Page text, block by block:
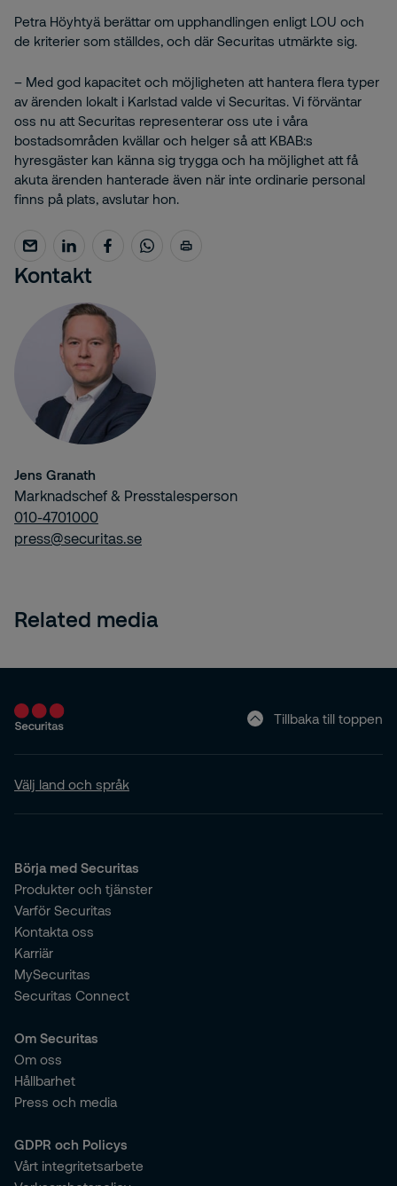
Kontakt
Jens Granath
Marknadschef & Presstalesperson
010-4701000
press@securitas.se
Related media
Petra Höyhtyä berättar om upphandlingen enligt LOU och
de kriterier som ställdes, och där Securitas utmärkte sig.
– Med god kapacitet och möjligheten att hantera flera typer
av ärenden lokalt i Karlstad valde vi Securitas. Vi förväntar
oss nu att Securitas representerar oss ute i våra
bostadsområden kvällar och helger så att KBAB:s
hyresgäster kan känna sig trygga och ha möjlighet att få
akuta ärenden hanterade även när inte ordinarie personal
finns på plats, avslutar hon.
Tillbaka till toppen
Välj land och språk
Börja med Securitas
Produkter och tjänster
Varför Securitas
Kontakta oss
Karriär
MySecuritas
Securitas Connect
Om Securitas
Om oss
Hållbarhet
Press och media
GDPR och Policys
Vårt integritetsarbete